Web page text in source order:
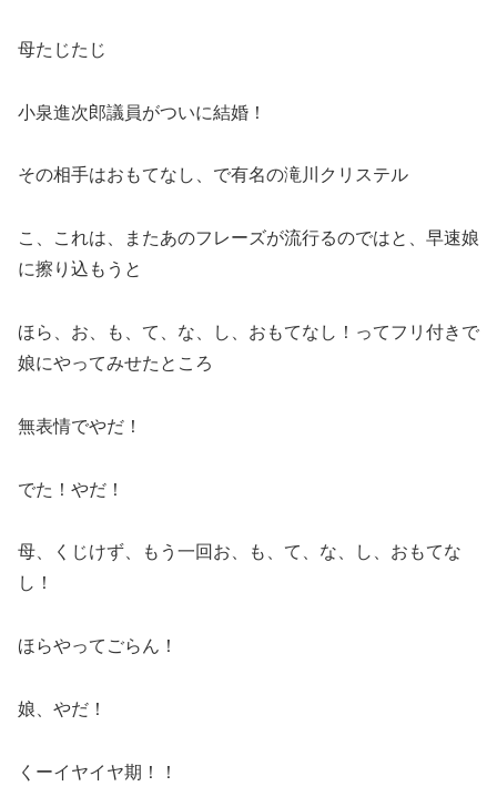
母たじたじ
小泉進次郎議員がついに結婚！
その相手はおもてなし、で有名の滝川クリステル
こ、これは、またあのフレーズが流行るのではと、早速娘
に擦り込もうと
ほら、お、も、て、な、し、おもてなし！ってフリ付きで
娘にやってみせたところ
無表情でやだ！
でた！やだ！
母、くじけず、もう一回お、も、て、な、し、おもてな
し！
ほらやってごらん！
娘、やだ！
くーイヤイヤ期！！